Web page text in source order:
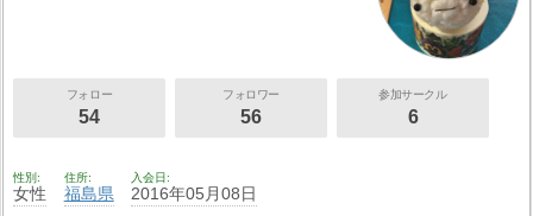
フォロー
54
フォロワー
56
参加サークル
6
性別
女性
住所
福島県
入会日
2016年05月08日